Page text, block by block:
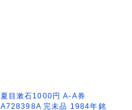
夏目漱石1000円 A-A券
A728398A 完未品 1984年銘